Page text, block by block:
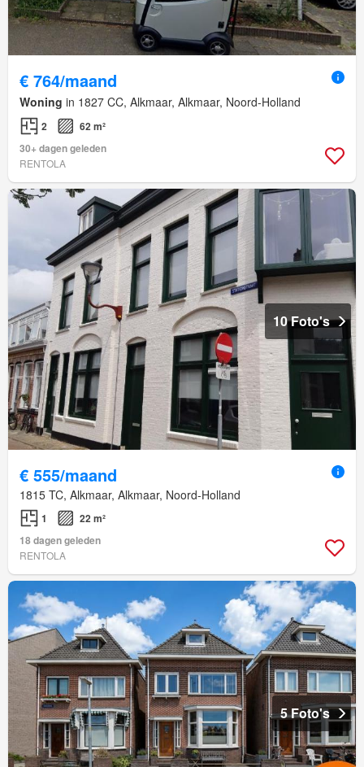
€ 764/maand
Woning in 1827 CC, Alkmaar, Alkmaar, Noord-Holland
2
62 m²
30+ dagen geleden
RENTOLA
10 Foto's
€ 555/maand
1815 TC, Alkmaar, Alkmaar, Noord-Holland
1
22 m²
18 dagen geleden
RENTOLA
5 Foto's